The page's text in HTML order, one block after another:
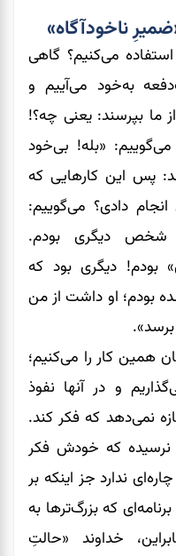
ناخودآگاه»
می‌کنیم؟ گاهی
به‌خود می‌آییم و
ما بپرسند: یعنی چه؟!
«بله! بی‌خود
پس این کارهایی که
دادی؟ می‌گوییم:
شخص دیگری بودم.
بودم! دیگری بود که
بودم؛ او داشت از من
همین کار را می‌کنیم؛
و در آنها نفوذ
نمی‌دهد که فکر کند.
که خودش فکر
ندارد جز اینکه بر
که بزرگ‌ترها به
خداوند «حالتِ